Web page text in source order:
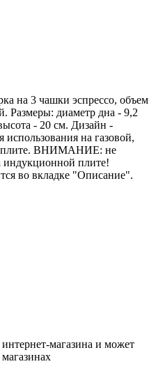
на 3 чашки эспрессо, объем
Размеры: диаметр дна - 9,2
- 20 см. Дизайн -
на газовой,
плите. ВНИМАНИЕ: не
индукционной плите!
во вкладке "Описание".
магазина и может